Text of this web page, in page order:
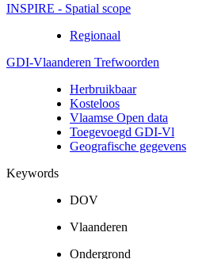
INSPIRE - Spatial scope
Regionaal
GDI-Vlaanderen Trefwoorden
Herbruikbaar
Kosteloos
Vlaamse Open data
Toegevoegd GDI-Vl
Geografische gegevens
Keywords
DOV
Vlaanderen
Ondergrond